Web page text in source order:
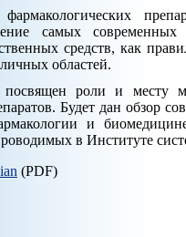
самых
средств, как
областей.
роли и месту
Будет дан обзор
и
в Институте
(PDF)